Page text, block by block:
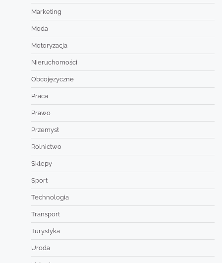
Marketing
Moda
Motoryzacja
Nieruchomości
Obcojęzyczne
Praca
Prawo
Przemysł
Rolnictwo
Sklepy
Sport
Technologia
Transport
Turystyka
Uroda